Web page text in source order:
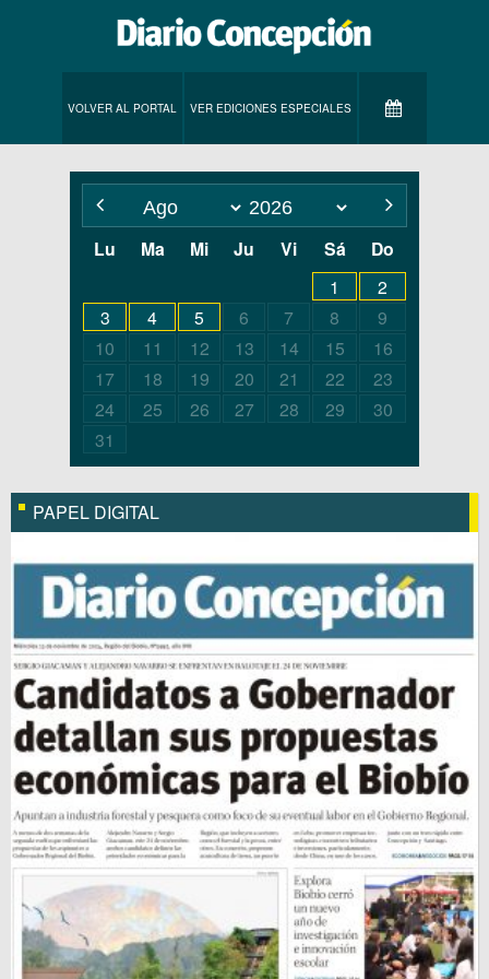
VOLVER AL PORTAL VER EDICIONES ESPECIALES
Lu Ma Mi Ju Vi Sá Do
1
2
3
4 5 6 7 8
9
10
11 12 13 14 15
16
17
18 19 20 21 22
23
24
25 26 27 28 29
30
31
PAPEL DIGITAL